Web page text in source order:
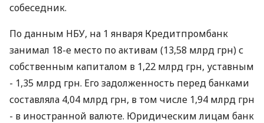
собеседник.
По данным НБУ, на 1 января Кредитпромбанк
занимал 18-е место по активам (13,58 млрд грн) с
собственным капиталом в 1,22 млрд грн, уставным
- 1,35 млрд грн. Его задолженность перед банками
составляла 4,04 млрд грн, в том числе 1,94 млрд грн
- в иностранной валюте. Юридическим лицам банк